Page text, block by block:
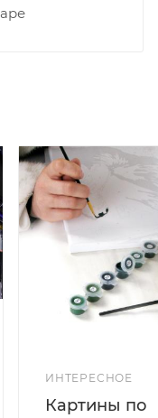
ИНТЕРЕСНОЕ
Картины по